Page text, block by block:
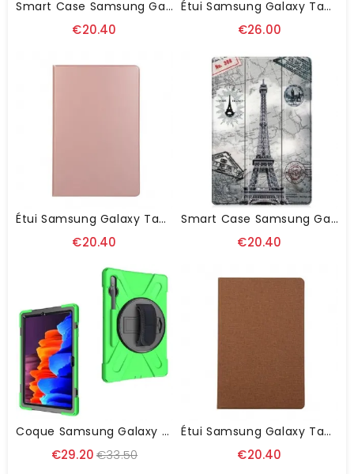
Smart Case Samsung Galaxy Tab S8 Plus / S7 Plus Renforcée Van Gogh
€20.40
Étui Samsung Galaxy Tab S8 Plus / S7 Plus Simili Cuir Classique
€26.00
Étui Samsung Galaxy Tab S8 Plus / S7 Plus Simili Cuir
€20.40
Smart Case Samsung Galaxy Tab S8 Plus / S7 Plus Renforcée Tour Eiffel
€20.40
Coque Samsung Galaxy Tab S8 Plus / S7 Plus Ultra Résistante
€29.20€33.50
Étui Samsung Galaxy Tab S8 Plus / S7 Plus Tissu
€20.40